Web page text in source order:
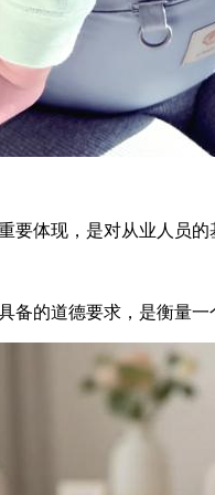
要体现，是对从业人员
备的道德要求，是衡量